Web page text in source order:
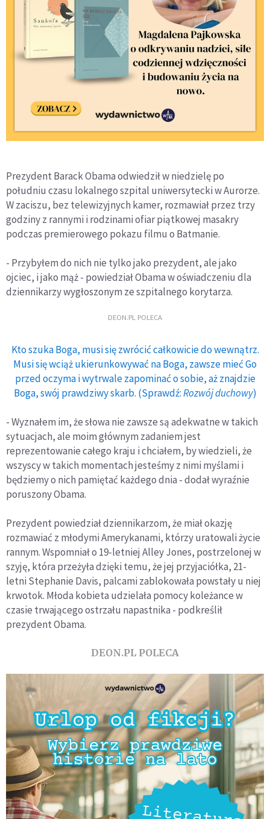
Prezydent Barack Obama odwiedził w niedzielę po
południu czasu lokalnego szpital uniwersytecki w Aurorze.
W zaciszu, bez telewizyjnych kamer, rozmawiał przez trzy
godziny z rannymi i rodzinami ofiar piątkowej masakry
podczas premierowego pokazu filmu o Batmanie.
- Przybyłem do nich nie tylko jako prezydent, ale jako
ojciec, i jako mąż - powiedział Obama w oświadczeniu dla
dziennikarzy wygłoszonym ze szpitalnego korytarza.
DEON.PL POLECA
Kto szuka Boga, musi się zwrócić całkowicie do wewnątrz.
Musi się wciąż ukierunkowywać na Boga, zawsze mieć Go
przed oczyma i wytrwale zapominać o sobie, aż znajdzie
Boga, swój prawdziwy skarb. (Sprawdź:Rozwój duchowy)
- Wyznałem im, że słowa nie zawsze są adekwatne w takich
sytuacjach, ale moim głównym zadaniem jest
reprezentowanie całego kraju i chciałem, by wiedzieli, że
wszyscy w takich momentach jesteśmy z nimi myślami i
będziemy o nich pamiętać każdego dnia - dodał wyraźnie
poruszony Obama.
Prezydent powiedział dziennikarzom, że miał okazję
rozmawiać z młodymi Amerykanami, którzy uratowali życie
rannym. Wspomniał o 19-letniej Alley Jones, postrzelonej w
szyję, która przeżyła dzięki temu, że jej przyjaciółka, 21-
letni Stephanie Davis, palcami zablokowała powstały u niej
krwotok. Młoda kobieta udzielała pomocy koleżance w
czasie trwającego ostrzału napastnika - podkreślił
prezydent Obama.
DEON.PL POLECA